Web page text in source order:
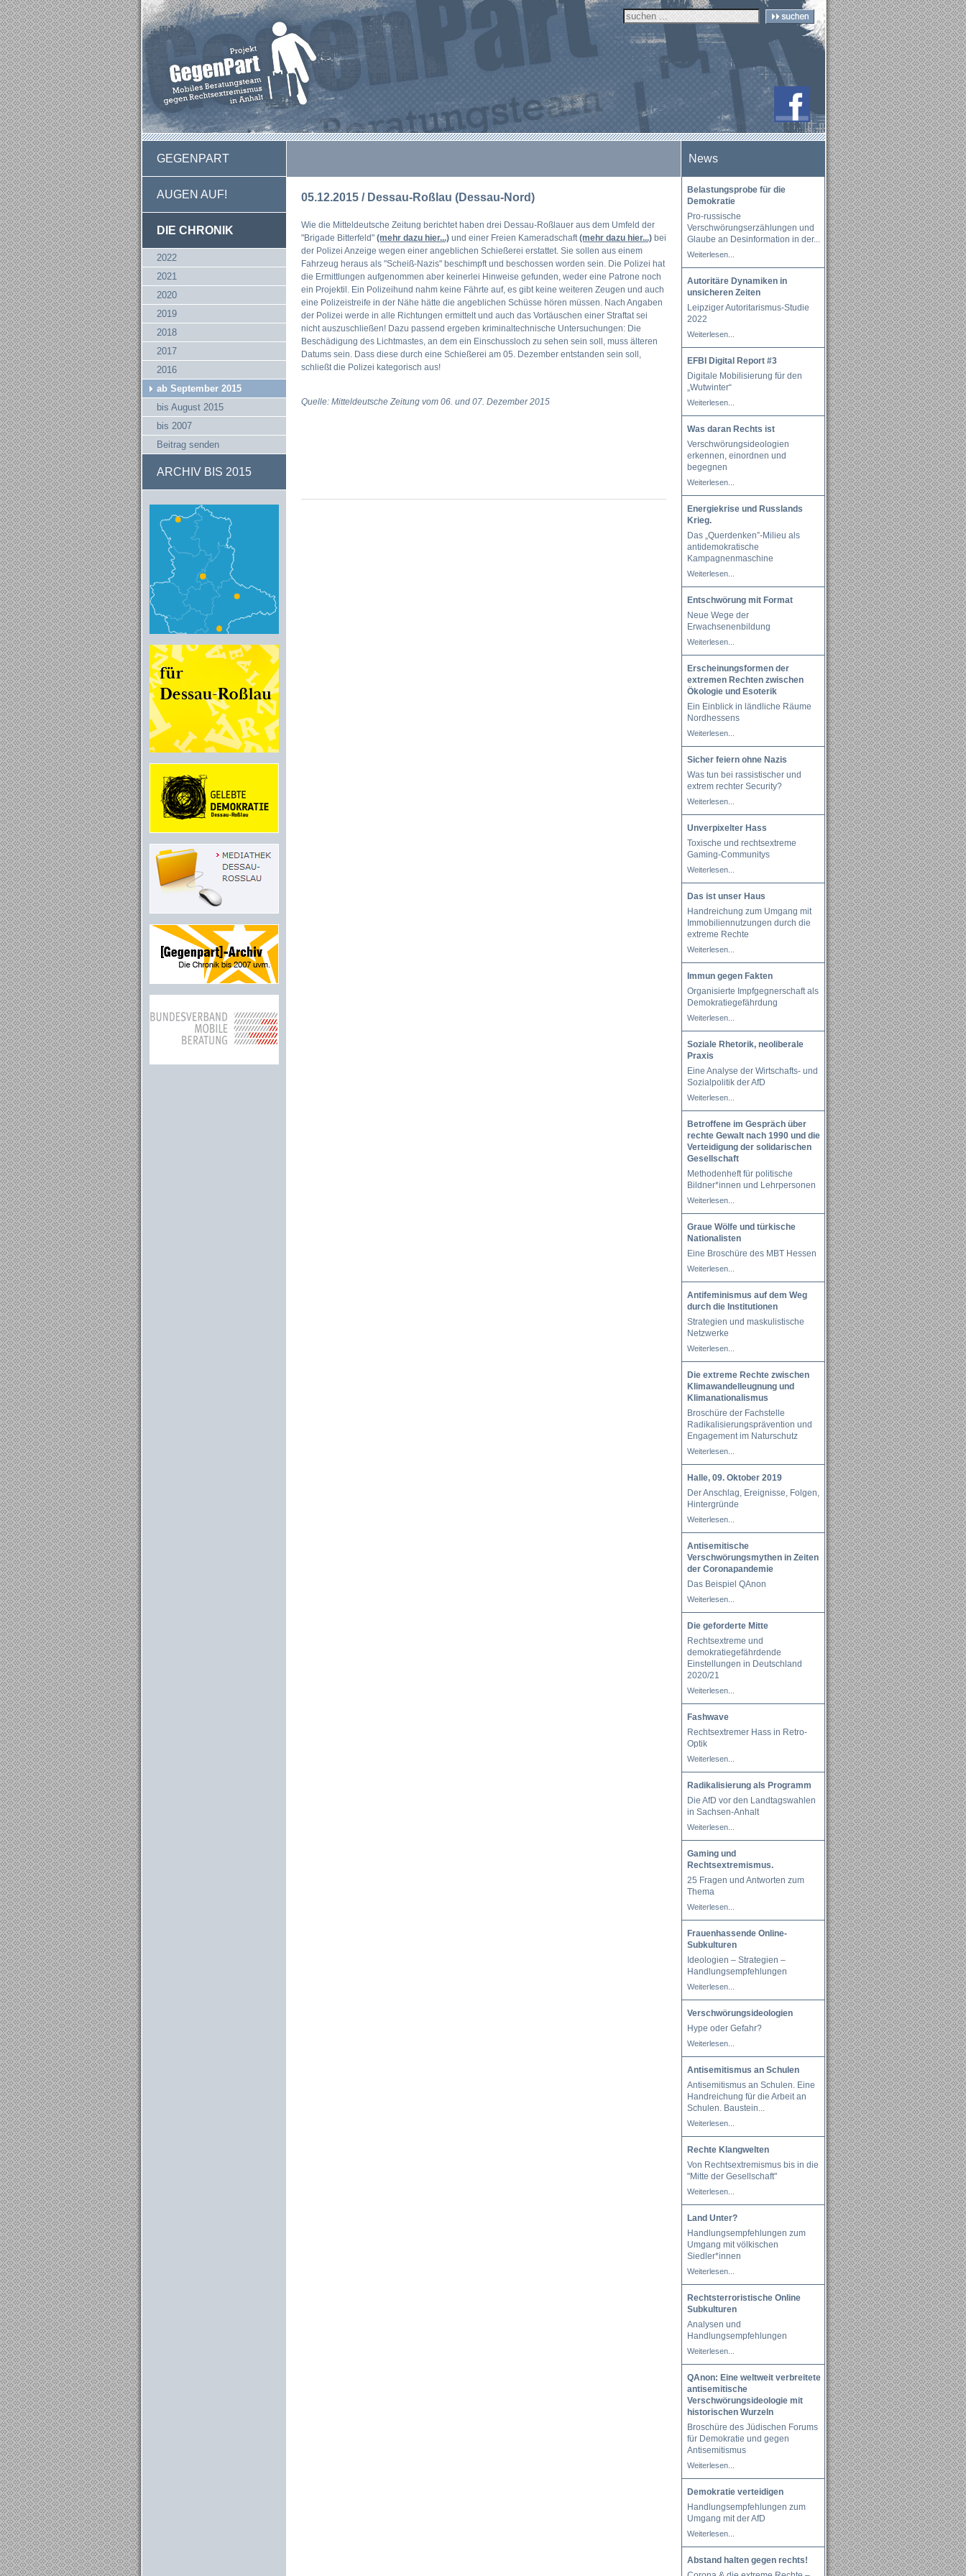
GEGENPART
AUGEN AUF!
DIE CHRONIK
2022
2021
2020
2019
2018
2017
2016
ab September 2015
bis August 2015
bis 2007
Beitrag senden
ARCHIV BIS 2015
05.12.2015 / Dessau-Roßlau (Dessau-Nord)
Wie die Mitteldeutsche Zeitung berichtet haben drei Dessau-Roßlauer aus dem Umfeld der
"Brigade Bitterfeld" (mehr dazu hier...) und einer Freien Kameradschaft(mehr dazu hier...) bei
der Polizei Anzeige wegen einer angeblichen Schießerei erstattet. Sie sollen aus einem
Fahrzeug heraus als "Scheiß-Nazis" beschimpft und beschossen worden sein. Die Polizei hat
die Ermittlungen aufgenommen aber keinerlei Hinweise gefunden, weder eine Patrone noch
ein Projektil. Ein Polizeihund nahm keine Fährte auf, es gibt keine weiteren Zeugen und auch
eine Polizeistreife in der Nähe hätte die angeblichen Schüsse hören müssen. Nach Angaben
der Polizei werde in alle Richtungen ermittelt und auch das Vortäuschen einer Straftat sei
nicht auszuschließen! Dazu passend ergeben kriminaltechnische Untersuchungen: Die
Beschädigung des Lichtmastes, an dem ein Einschussloch zu sehen sein soll, muss älteren
Datums sein. Dass diese durch eine Schießerei am 05. Dezember entstanden sein soll,
schließt die Polizei kategorisch aus!
Quelle: Mitteldeutsche Zeitung vom 06. und 07. Dezember 2015
News
Belastungsprobe für die
Demokratie
Pro-russische
Verschwörungserzählungen und
Glaube an Desinformation in der...
Weiterlesen...
Autoritäre Dynamiken in
unsicheren Zeiten
Leipziger Autoritarismus-Studie
2022
Weiterlesen...
EFBI Digital Report #3
Digitale Mobilisierung für den
„Wutwinter“
Weiterlesen...
Was daran Rechts ist
Verschwörungsideologien
erkennen, einordnen und
begegnen
Weiterlesen...
Energiekrise und Russlands
Krieg.
Das „Querdenken”-Milieu als
antidemokratische
Kampagnenmaschine
Weiterlesen...
Entschwörung mit Format
Neue Wege der
Erwachsenenbildung
Weiterlesen...
Erscheinungsformen der
extremen Rechten zwischen
Ökologie und Esoterik
Ein Einblick in ländliche Räume
Nordhessens
Weiterlesen...
Sicher feiern ohne Nazis
Was tun bei rassistischer und
extrem rechter Security?
Weiterlesen...
Unverpixelter Hass
Toxische und rechtsextreme
Gaming-Communitys
Weiterlesen...
Das ist unser Haus
Handreichung zum Umgang mit
Immobiliennutzungen durch die
extreme Rechte
Weiterlesen...
Immun gegen Fakten
Organisierte Impfgegnerschaft als
Demokratiegefährdung
Weiterlesen...
Soziale Rhetorik, neoliberale
Praxis
Eine Analyse der Wirtschafts- und
Sozialpolitik der AfD
Weiterlesen...
Betroffene im Gespräch über
rechte Gewalt nach 1990 und die
Verteidigung der solidarischen
Gesellschaft
Methodenheft für politische
Bildner*innen und Lehrpersonen
Weiterlesen...
Graue Wölfe und türkische
Nationalisten
Eine Broschüre des MBT Hessen
Weiterlesen...
Antifeminismus auf dem Weg
durch die Institutionen
Strategien und maskulistische
Netzwerke
Weiterlesen...
Die extreme Rechte zwischen
Klimawandelleugnung und
Klimanationalismus
Broschüre der Fachstelle
Radikalisierungsprävention und
Engagement im Naturschutz
Weiterlesen...
Halle, 09. Oktober 2019
Der Anschlag, Ereignisse, Folgen,
Hintergründe
Weiterlesen...
Antisemitische
Verschwörungsmythen in Zeiten
der Coronapandemie
Das Beispiel QAnon
Weiterlesen...
Die geforderte Mitte
Rechtsextreme und
demokratiegefährdende
Einstellungen in Deutschland
2020/21
Weiterlesen...
Fashwave
Rechtsextremer Hass in Retro-
Optik
Weiterlesen...
Radikalisierung als Programm
Die AfD vor den Landtagswahlen
in Sachsen-Anhalt
Weiterlesen...
Gaming und
Rechtsextremismus.
25 Fragen und Antworten zum
Thema
Weiterlesen...
Frauenhassende Online-
Subkulturen
Ideologien – Strategien –
Handlungsempfehlungen
Weiterlesen...
Verschwörungsideologien
Hype oder Gefahr?
Weiterlesen...
Antisemitismus an Schulen
Antisemitismus an Schulen. Eine
Handreichung für die Arbeit an
Schulen. Baustein...
Weiterlesen...
Rechte Klangwelten
Von Rechtsextremismus bis in die
"Mitte der Gesellschaft"
Weiterlesen...
Land Unter?
Handlungsempfehlungen zum
Umgang mit völkischen
Siedler*innen
Weiterlesen...
Rechtsterroristische Online
Subkulturen
Analysen und
Handlungsempfehlungen
Weiterlesen...
QAnon: Eine weltweit verbreitete
antisemitische
Verschwörungsideologie mit
historischen Wurzeln
Broschüre des Jüdischen Forums
für Demokratie und gegen
Antisemitismus
Weiterlesen...
Demokratie verteidigen
Handlungsempfehlungen zum
Umgang mit der AfD
Weiterlesen...
Abstand halten gegen rechts!